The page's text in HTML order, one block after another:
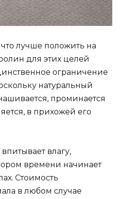
лучше положить на
для этих целей
ограничение
натуральный
проминается
в прихожей его
влагу,
времени начинает
Стоимость
в любом случае